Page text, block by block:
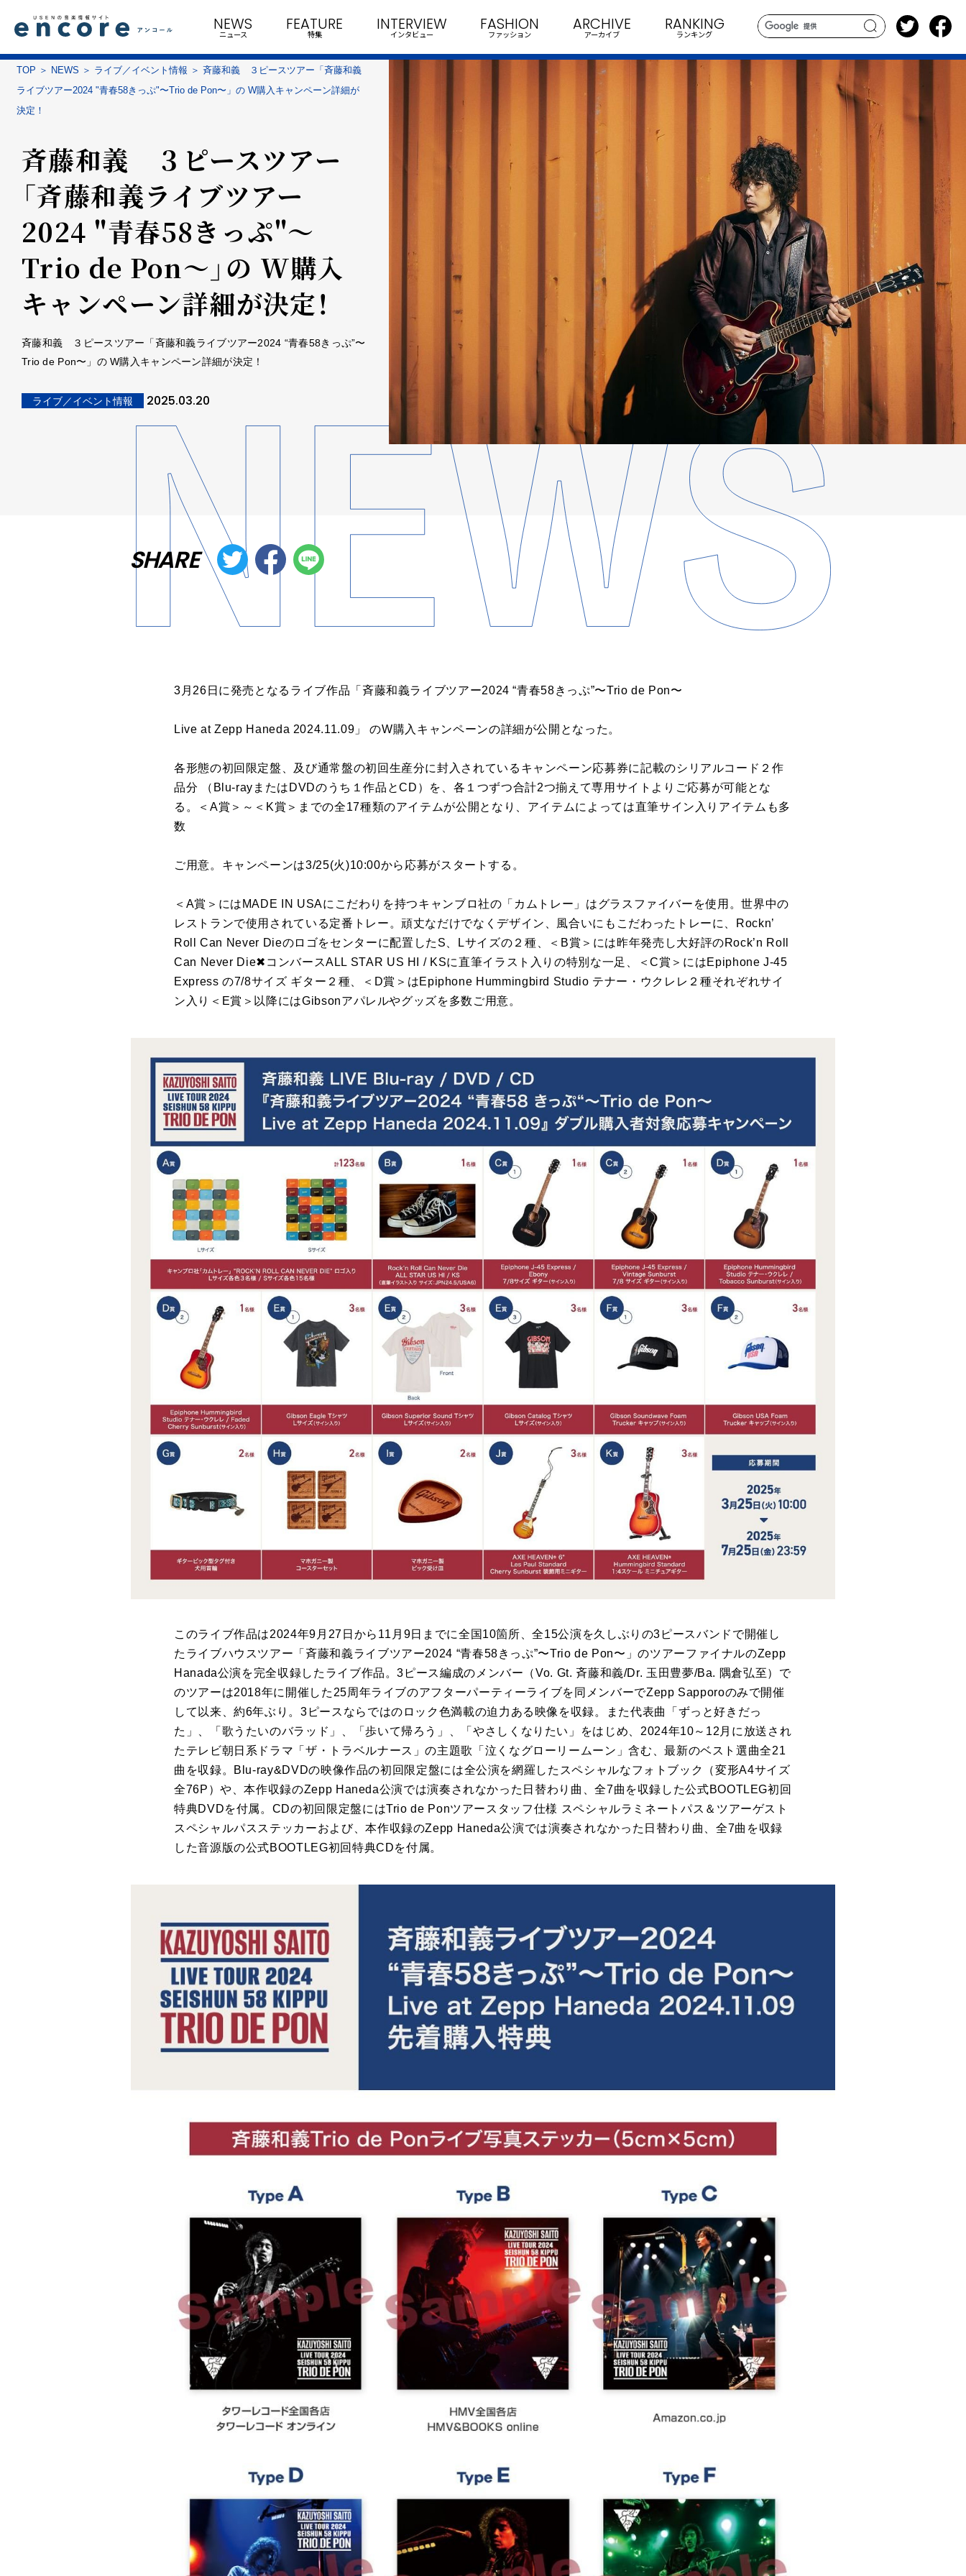
search
NEWS
ニュース
FEATURE
特集
INTERVIEW
インタビュー
FASHION
ファッション
ARCHIVE
アーカイブ
RANKING
ランキング
TOP NEWS ライブ／イベント情報
斉藤和義 ３ピースツアー「斉藤和義
ライブツアー2024 "青春58きっぷ"〜Trio de Pon〜」の W購入キャンペーン詳細が
決定！
斉藤和義 ３ピースツアー
「斉藤和義ライブツアー
2024 "青春58きっぷ"〜
Trio de Pon〜」の W購入
キャンペーン詳細が決定！
斉藤和義 ３ピースツアー「斉藤和義ライブツアー2024 “青春58きっぷ”〜
Trio de Pon〜」の W購入キャンペーン詳細が決定！
ライブ／イベント情報 2025.03.20
SHARE
3月26日に発売となるライブ作品「斉藤和義ライブツアー2024 “青春58きっぷ”〜Trio de Pon〜
Live at Zepp Haneda 2024.11.09」 のW購入キャンペーンの詳細が公開となった。
各形態の初回限定盤、及び通常盤の初回生産分に封入されているキャンペーン応募券に記載のシリアルコード２作
品分 （Blu-rayまたはDVDのうち１作品とCD）を、各１つずつ合計2つ揃えて専用サイトよりご応募が可能とな
る。＜A賞＞～＜K賞＞までの全17種類のアイテムが公開となり、アイテムによっては直筆サイン入りアイテムも多
数
ご用意。キャンペーンは3/25(火)10:00から応募がスタートする。
＜A賞＞にはMADE IN USAにこだわりを持つキャンブロ社の「カムトレー」はグラスファイバーを使用。世界中の
レストランで使用されている定番トレー。頑丈なだけでなくデザイン、風合いにもこだわったトレーに、Rockn’
Roll Can Never Dieのロゴをセンターに配置したS、Lサイズの２種、＜B賞＞には昨年発売し大好評のRock’n Roll
Can Never Die✖コンバースALL STAR US HI / KSに直筆イラスト入りの特別な一足、＜C賞＞にはEpiphone J-45
Express の7/8サイズ ギター２種、＜D賞＞はEpiphone Hummingbird Studio テナー・ウクレレ２種それぞれサイ
ン入り＜E賞＞以降にはGibsonアパレルやグッズを多数ご用意。
このライブ作品は2024年9月27日から11月9日までに全国10箇所、全15公演を久しぶりの3ピースバンドで開催し
たライブハウスツアー「斉藤和義ライブツアー2024 “青春58きっぷ”〜Trio de Pon〜」のツアーファイナルのZepp
Hanada公演を完全収録したライブ作品。3ピース編成のメンバー（Vo. Gt. 斉藤和義/Dr. 玉田豊夢/Ba. 隅倉弘至）で
のツアーは2018年に開催した25周年ライブのアフターパーティーライブを同メンバーでZepp Sapporoのみで開催
して以来、約6年ぶり。3ピースならではのロック色満載の迫力ある映像を収録。また代表曲「ずっと好きだっ
た」、「歌うたいのバラッド」、「歩いて帰ろう」、「やさしくなりたい」をはじめ、2024年10～12月に放送され
たテレビ朝日系ドラマ「ザ・トラベルナース」の主題歌「泣くなグローリームーン」含む、最新のベスト選曲全21
曲を収録。Blu-ray&DVDの映像作品の初回限定盤には全公演を網羅したスペシャルなフォトブック（変形A4サイズ
全76P）や、本作収録のZepp Haneda公演では演奏されなかった日替わり曲、全7曲を収録した公式BOOTLEG初回
特典DVDを付属。CDの初回限定盤にはTrio de Ponツアースタッフ仕様 スペシャルラミネートパス＆ツアーゲスト
スペシャルパスステッカーおよび、本作収録のZepp Haneda公演では演奏されなかった日替わり曲、全7曲を収録
した音源版の公式BOOTLEG初回特典CDを付属。